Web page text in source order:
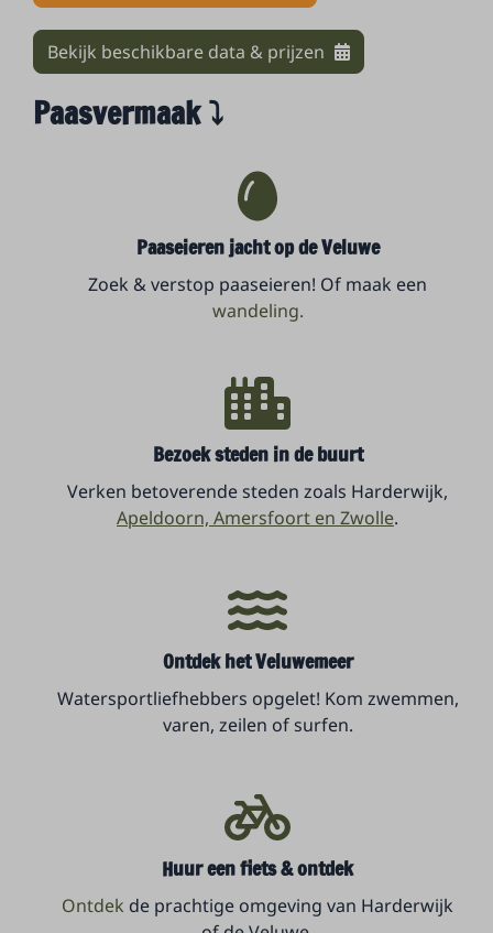
Bekijk beschikbare data & prijzen
Paasvermaak ⤵
Paaseieren jacht op de Veluwe
Zoek & verstop paaseieren! Of maak een
wandeling.
Bezoek steden in de buurt
Verken betoverende steden zoals Harderwijk,
Apeldoorn, Amersfoort en Zwolle.
Ontdek het Veluwemeer
Watersportliefhebbers opgelet! Kom zwemmen,
varen, zeilen of surfen.
Huur een fiets & ontdek
Ontdek de prachtige omgeving van Harderwijk